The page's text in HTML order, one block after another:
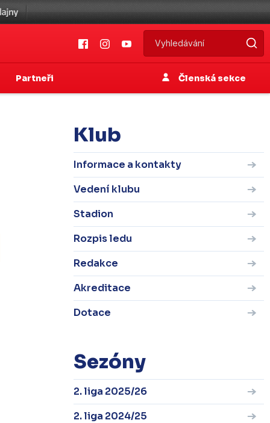
Partneři Členská sekce
Klub
Informace a kontakty
Vedení klubu
Stadion
Rozpis ledu
Redakce
Akreditace
Dotace
Sezóny
2. liga 2025/26
2. liga 2024/25